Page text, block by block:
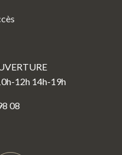
12h 14h-19h
08